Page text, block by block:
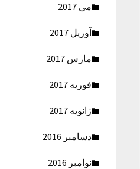
می 2017
آوریل 2017
مارس 2017
فوریه 2017
ژانویه 2017
دسامبر 2016
نوامبر 2016